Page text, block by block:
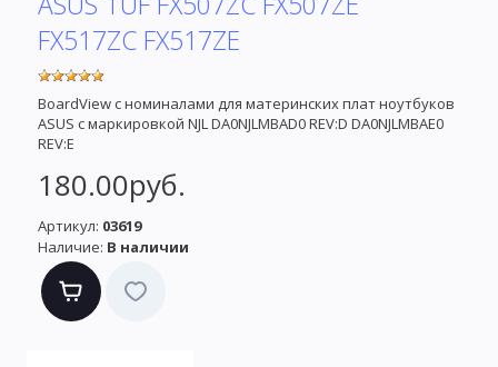
FX517ZC FX517ZE
BoardView с номиналами для материнских плат ноутбуков
ASUS с маркировкой NJL DA0NJLMBAD0 REV:D DA0NJLMBAE0
REV:E
180.00руб.
Артикул: 03619
Наличие: В наличии